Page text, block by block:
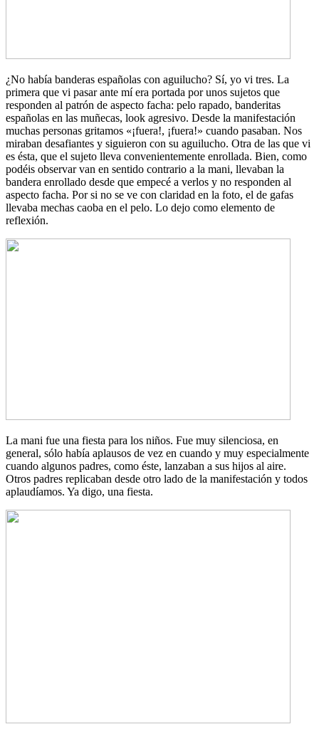
¿No había banderas españolas con aguilucho? Sí, yo vi tres. La
primera que vi pasar ante mí era portada por unos sujetos que
responden al patrón de aspecto facha: pelo rapado, banderitas
españolas en las muñecas, look agresivo. Desde la manifestación
muchas personas gritamos «¡fuera!, ¡fuera!» cuando pasaban. Nos
miraban desafiantes y siguieron con su aguilucho. Otra de las que vi
es ésta, que el sujeto lleva convenientemente enrollada. Bien, como
podéis observar van en sentido contrario a la mani, llevaban la
bandera enrollado desde que empecé a verlos y no responden al
aspecto facha. Por si no se ve con claridad en la foto, el de gafas
llevaba mechas caoba en el pelo. Lo dejo como elemento de
reflexión.
La mani fue una fiesta para los niños. Fue muy silenciosa, en
general, sólo había aplausos de vez en cuando y muy especialmente
cuando algunos padres, como éste, lanzaban a sus hijos al aire.
Otros padres replicaban desde otro lado de la manifestación y todos
aplaudíamos. Ya digo, una fiesta.